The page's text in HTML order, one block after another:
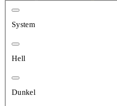
System
Hell
Dunkel